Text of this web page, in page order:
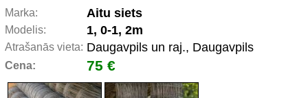
Marka: Aitu siets
Modelis: 1, 0-1, 2m
Atrašanās vieta: Daugavpils un raj., Daugavpils
Cena: 75 €